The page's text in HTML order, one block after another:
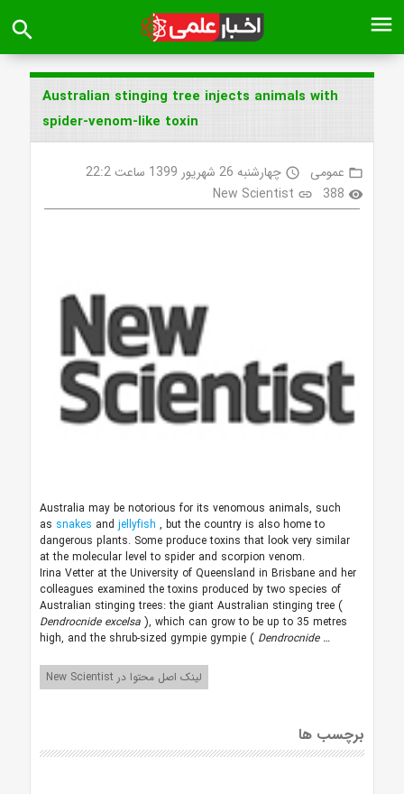
menu
search
Australian stinging tree injects animals with
spider-venom-like toxin
folder_open عمومی access_time چهارشنبه 26 شهریور 1399 ساعت 22:2
visibility
388
link
New Scientist
Australia may be notorious for its venomous animals, such
as snakes and jellyfish , but the country is also home to
dangerous plants. Some produce toxins that look very similar
at the molecular level to spider and scorpion venom.
Irina Vetter at the University of Queensland in Brisbane and her
colleagues examined the toxins produced by two species of
Australian stinging trees: the giant Australian stinging tree (
Dendrocnide excelsa ), which can grow to be up to 35 metres
high, and the shrub-sized gympie gympie ( Dendrocnide …
لینک اصل محتوا در New Scientist
برچسب ها